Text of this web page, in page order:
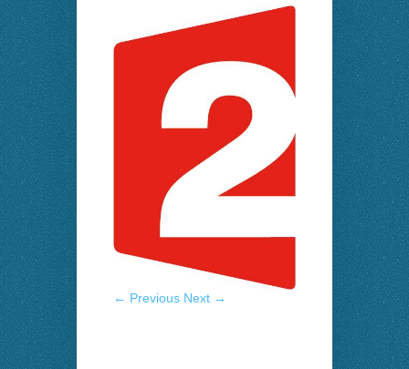
← Previous Next →